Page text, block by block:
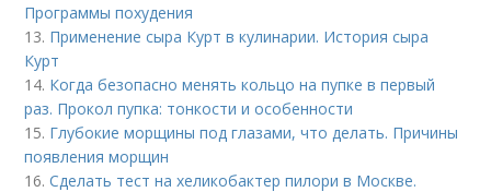
Программы похудения
13. Применение сыра Курт в кулинарии. История сыра
Курт
14. Когда безопасно менять кольцо на пупке в первый
раз. Прокол пупка: тонкости и особенности
15. Глубокие морщины под глазами, что делать. Причины
появления морщин
16.Сделать тест на хеликобактер пилори в Москве.